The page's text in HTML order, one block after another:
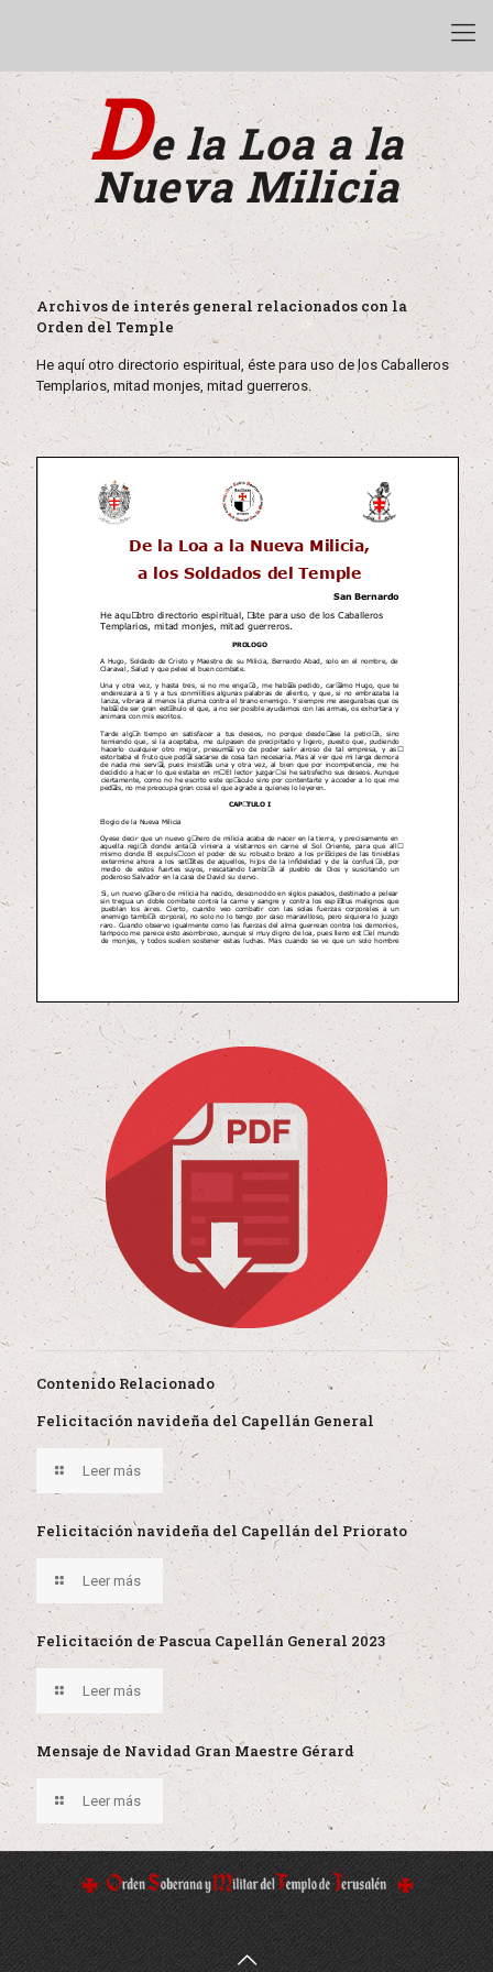
De la Loa a la
Nueva Milicia
Archivos de interés general relacionados con la
Orden del Temple
He aquí otro directorio espiritual, éste para uso de los Caballeros
Templarios, mitad monjes, mitad guerreros.
Contenido Relacionado
Felicitación navideña del Capellán General
Leer más
Felicitación navideña del Capellán del Priorato
Leer más
Felicitación de Pascua Capellán General 2023
Leer más
Mensaje de Navidad Gran Maestre Gérard
Leer más